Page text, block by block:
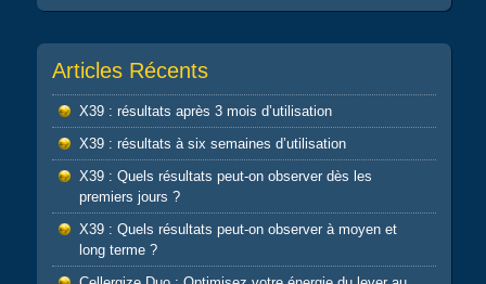
Articles Récents
X39 : résultats après 3 mois d’utilisation
X39 : résultats à six semaines d’utilisation
X39 : Quels résultats peut-on observer dès les
premiers jours ?
X39 : Quels résultats peut-on observer à moyen et
long terme ?